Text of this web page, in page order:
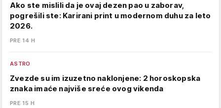
Ako ste mislili da je ovaj dezen pao u zaborav,
pogrešili ste: Karirani print u modernom duhu za leto
2026.
PRE 14 H
ASTRO
Zvezde su im izuzetno naklonjene: 2 horoskopska
znaka imaće najviše sreće ovog vikenda
PRE 15 H